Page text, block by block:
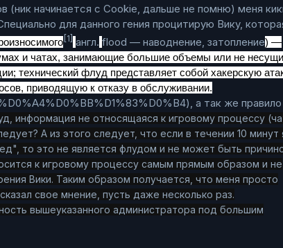
(ник начинается с Cookie, дальше не помню) меня
для данного гения процитирую Вику,
[1] англ. flood — наводнение, затопление) —
и чатах, занимающие большие объемы или не
технический флуд представляет собой хакерскую
приводящую к отказу в обслуживании.
), а так же правило
информация не относящаяся к игровому процессу
А из этого следует, что если в течении 10 минут
то это не является флудом и не может быть
к игровому процессу самым прямым образом и не
Вики. Таким образом получается, что меня просто
свое мнение, пусть даже несколько раз.
вышеуказанного администратора под большим